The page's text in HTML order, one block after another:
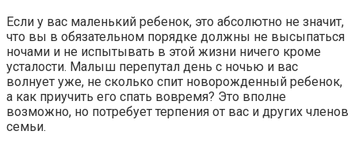
Если у вас маленький ребенок, это абсолютно не значит,
что вы в обязательном порядке должны не высыпаться
ночами и не испытывать в этой жизни ничего кроме
усталости. Малыш перепутал день с ночью и вас
волнует уже, не сколько спит новорожденный ребенок,
а как приучить его спать вовремя? Это вполне
возможно, но потребует терпения от вас и других членов
семьи.